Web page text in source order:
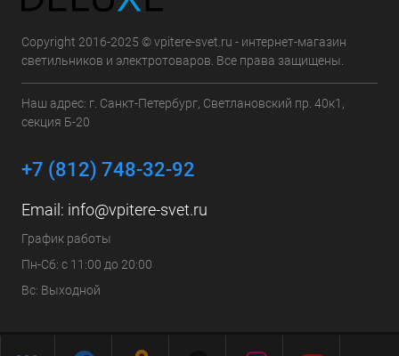
Copyright 2016-2025 © vpitere-svet.ru - интернет-магазин
светильников и электротоваров. Все права защищены.
Наш адрес: г. Санкт-Петербург, Светлановский пр. 40к1,
секция Б-20
+7 (812) 748-32-92
Email: info@vpitere-svet.ru
График работы
Пн-Сб: с 11:00 до 20:00
Вс: Выходной